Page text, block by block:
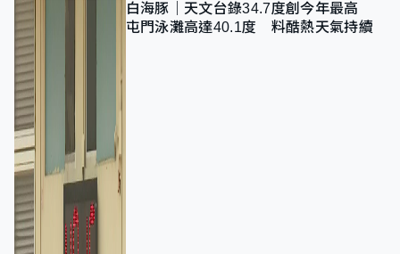
白海豚｜天文台錄34.7度創今年最高
屯門泳灘高達40.1度 料酷熱天氣持續